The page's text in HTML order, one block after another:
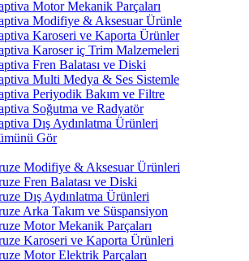
Motor Mekanik Parçaları
Modifiye & Aksesuar Ürünle
Karoseri ve Kaporta Ürünler
Karoser iç Trim Malzemeleri
Fren Balatası ve Diski
Multi Medya & Ses Sistemle
Periyodik Bakım ve Filtre
Soğutma ve Radyatör
Dış Aydınlatma Ürünleri
Gör
Modifiye & Aksesuar Ürünleri
Fren Balatası ve Diski
Dış Aydınlatma Ürünleri
Arka Takım ve Süspansiyon
Motor Mekanik Parçaları
Karoseri ve Kaporta Ürünleri
Motor Elektrik Parçaları